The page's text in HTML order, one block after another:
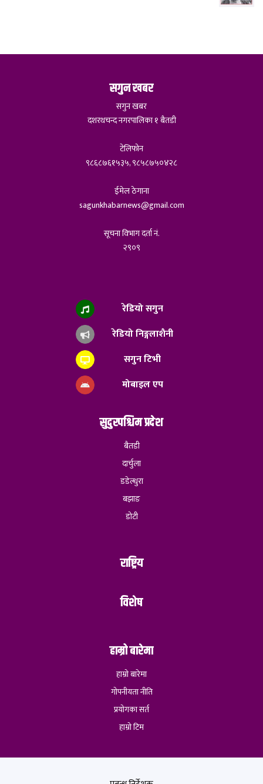
सगुन खबर
सगुन खबर
दशरथचन्द नगरपालिका १ बैतडी
टेलिफोन
९८६८७६१५३५, ९८५८७५०४२८
ईमेल ठेगाना
sagunkhabarnews@gmail.com
सूचना विभाग दर्ता नं.
२९०९
रेडियो सगुन
रेडियो निङ्गलाशैनी
सगुन टिभी
मोबाइल एप
सुदुरपश्चिम प्रदेश
बैतडी
दार्चुला
डडेल्धुरा
बझाङ
डोटी
राष्ट्रिय
विशेष
हाम्रो बारेमा
हाम्रो बारेमा
गोपनीयता नीति
प्रयोगका सर्त
हाम्रो टिम